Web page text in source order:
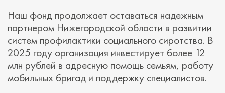
Наш фонд продолжает оставаться надежным
партнером Нижегородской области в развитии
систем профилактики социального сиротства. В
2025 году организация инвестирует более 12
млн рублей в адресную помощь семьям, работу
мобильных бригад и поддержку специалистов.